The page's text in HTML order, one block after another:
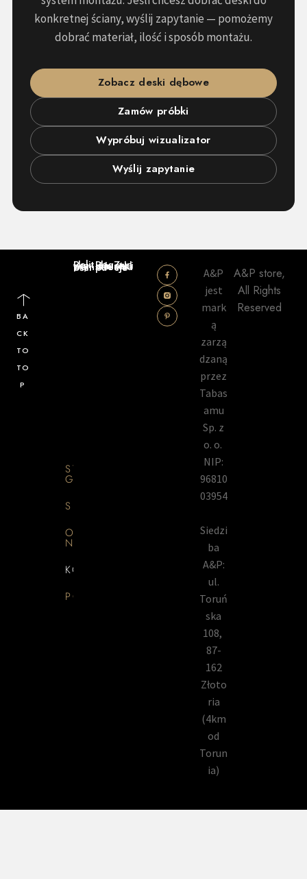
konkretnej ściany, wyślij zapytanie — pomożemy
dobrać materiał, ilość i sposób montażu.
Zobacz deski dębowe
Zamów próbki
Wypróbuj wizualizator
Wyślij zapytanie
STRONA
GŁÓWNA
SKLEP
O
NAS
KONTAKT
PORADNIK
Polityka prywatności Regulamin sklepu Zwroty i reklamacje
BA
CK
TO
TO
P
A&P
jest
mark
ą
zarzą
dzaną
przez
Tabas
amu
Sp. z
o. o.
NIP:
96810
03954
Siedzi
ba
A&P:
ul.
Toruń
ska
108,
87-
162
Złoto
ria
(4km
od
Torun
ia)
A&P store,
All Rights
Reserved